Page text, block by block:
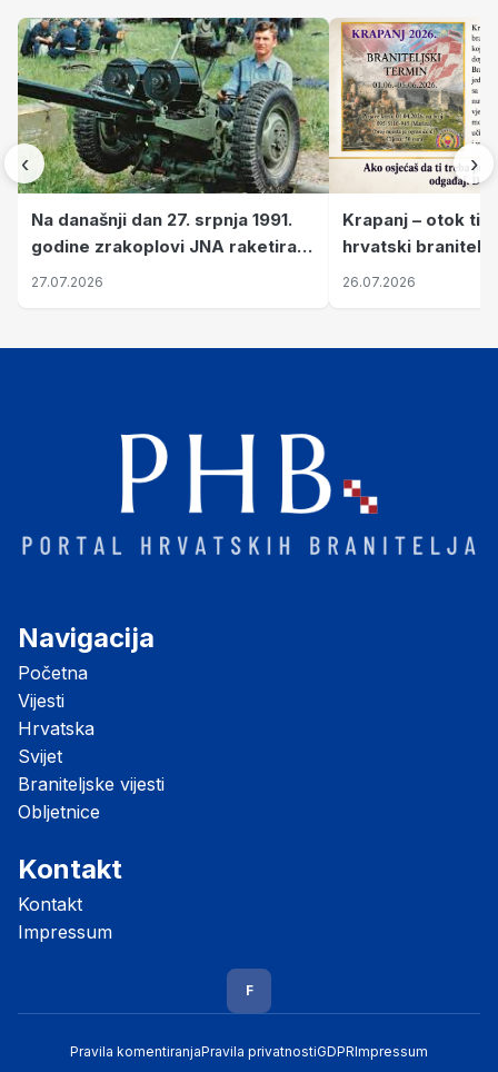
‹
Na današnji dan 27. srpnja 1991.
godine zrakoplovi JNA raketirali
su vojarnu i obučni centar "Nikola
27.07.2026
Krapanj – otok
hrvatski branitelji
pronalaze mir
26.07.2026
›
Navigacija
Početna
Vijesti
Hrvatska
Svijet
Braniteljske vijesti
Obljetnice
Kontakt
Kontakt
Impressum
F
Pravila komentiranjaPravila privatnostiGDPRImpressum